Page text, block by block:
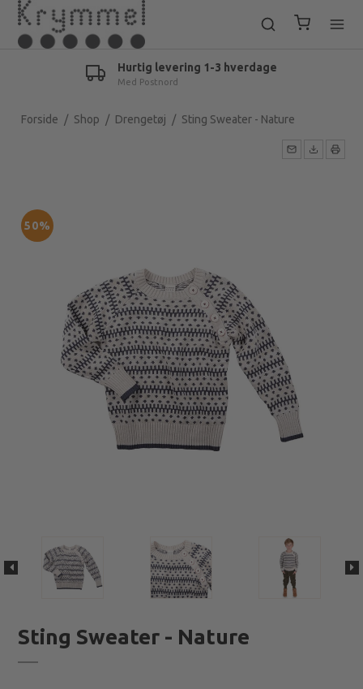
Hurtig levering 1-3 hverdage
Med Postnord
Forside / Shop / Drengetøj / Sting Sweater - Nature
50%
Sting Sweater - Nature